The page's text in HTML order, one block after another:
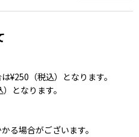
¥250（税込）となります。
となります。
る場合がございます。